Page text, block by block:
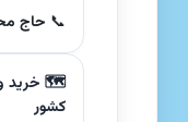
📞 حاج
🗺️ خرید و
کشور